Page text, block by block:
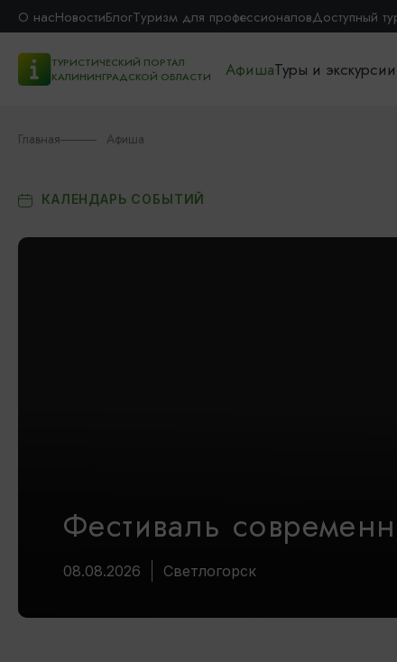
О насНовостиБлогТуризм для профессионаловДоступный
ТУРИСТИЧЕСКИЙ ПОРТАЛ
КАЛИНИНГРАДСКОЙ ОБЛАСТИ
АфишаТуры и экскурсии
Главная Афиша
КАЛЕНДАРЬ СОБЫТИЙ
Фестиваль
08.08.2026 Светлогорск